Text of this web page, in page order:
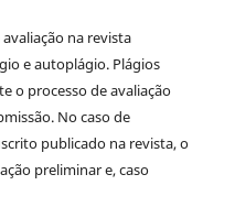
na revista
e autoplágio. Plágios
o processo de avaliação
No caso de
publicado na revista, o
preliminar e, caso